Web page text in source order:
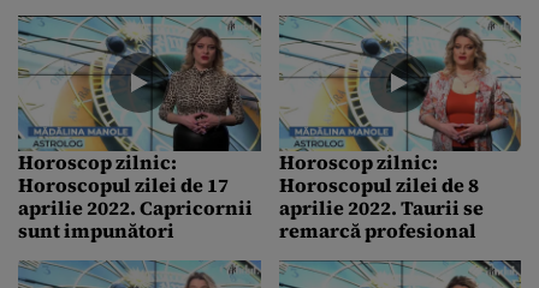
Horoscop zilnic:
Horoscopul zilei de 17
aprilie 2022. Capricornii
sunt impunători
Horoscop zilnic:
Horoscopul zilei de 8
aprilie 2022. Taurii se
remarcă profesional